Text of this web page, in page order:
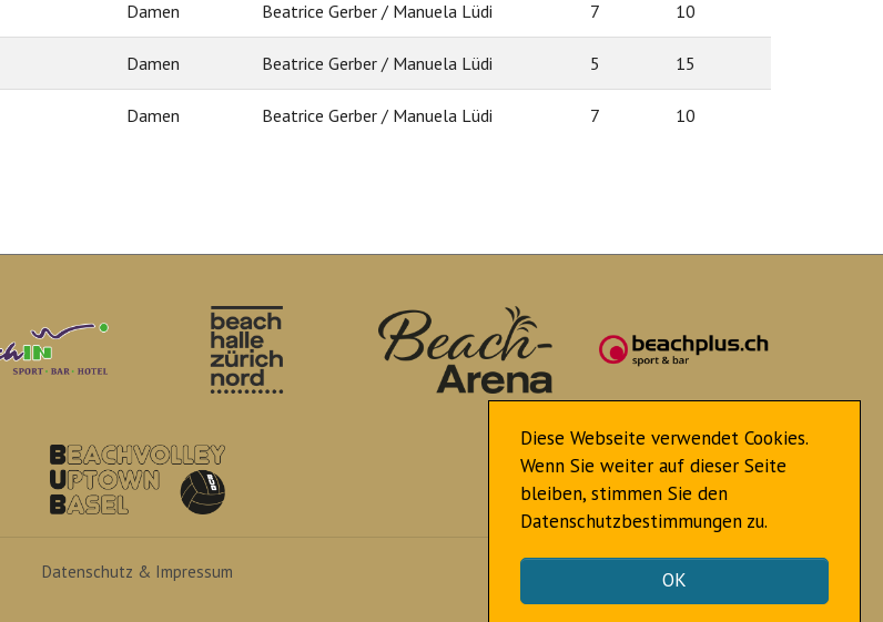
Diese Webseite verwendet Cookies.
Wenn Sie weiter auf dieser Seite
bleiben, stimmen Sie den
Datenschutzbestimmungen zu.
OK
Damen Beatrice Gerber / Manuela Lüdi 7 10
Damen Beatrice Gerber / Manuela Lüdi 5 15
Damen Beatrice Gerber / Manuela Lüdi 7 10
Datenschutz & Impressum